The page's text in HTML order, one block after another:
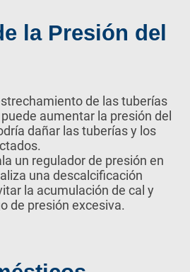
la Presión del
de las tuberías
aumentar la presión del
dañar las tuberías y los
un regulador de presión en
una descalcificación
la acumulación de cal y
de presión excesiva.